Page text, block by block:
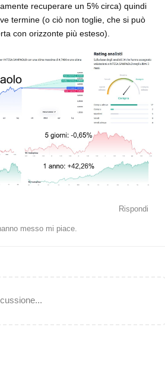
recuperare un 5% circa) quindi
termine (o ciò non toglie, che si può
con orizzonte più esteso).
Rispondi
messo mi piace